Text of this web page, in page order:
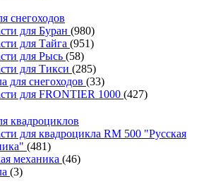
снегоходов
для Буран (980)
для Тайга (951)
для Рысь (58)
для Тикси (285)
для снегоходов (33)
для FRONTIER 1000 (427)
квадроциклов
для квадроцикла RM 500 "Русская
(481)
механика (46)
(3)